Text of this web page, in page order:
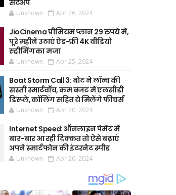
सेटअप
Unknown Apr 26, 2024
JioCinema प्रीमियम प्लान 29 रुपये में,
पूरे महीने उठाएं ऐड-फ्री 4K वीडियो
स्ट्रीमिंग का मजा
Unknown Apr 25, 2024
Boat Storm Call 3: बोट ने लॉन्च की
सस्ती स्मार्टवॉच, कम बजट में एलसीडी
डिस्प्ले, कॉलिंग सहित ये मिलेंगे फीचर्स
Unknown Apr 20, 2024
Internet Speed: ऑनलाइन पेमेंट में
बार-बार आ रही दिक्कत तो ऐसे बढ़ाएं
अपने स्मार्टफोन की इंटरनेट स्पीड
Unknown Apr 20, 2024